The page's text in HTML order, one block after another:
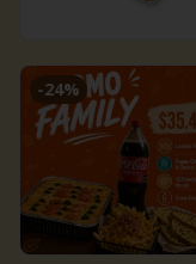
-24%